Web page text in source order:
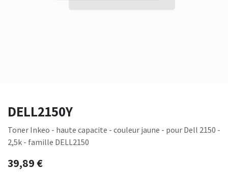
DELL2150Y
Toner Inkeo - haute capacite - couleur jaune - pour Dell 2150 -
2,5k - famille DELL2150
39,89€